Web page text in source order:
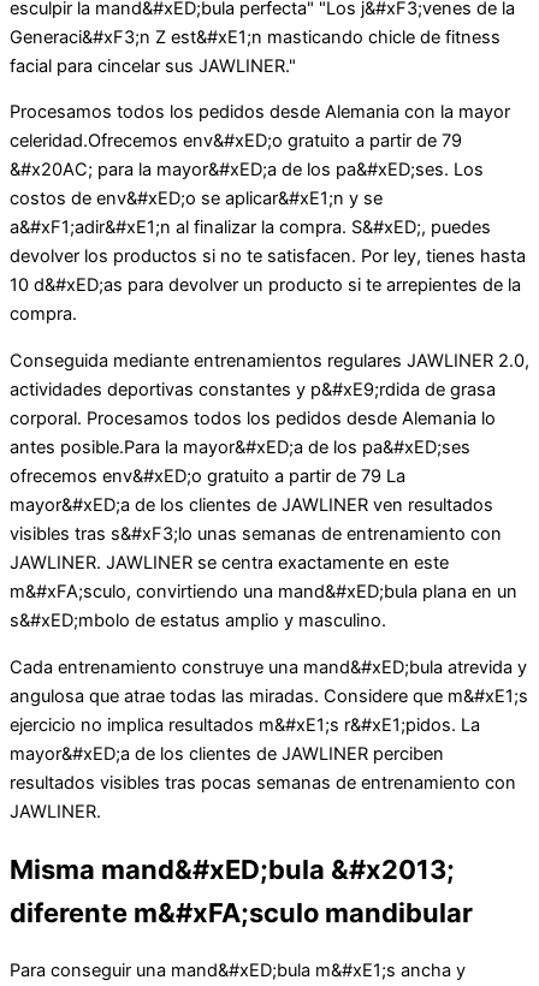
esculpir la mand&#xED;bula perfecta" "Los j&#xF3;venes de la
Generaci&#xF3;n Z est&#xE1;n masticando chicle de fitness
facial para cincelar sus JAWLINER."
Procesamos todos los pedidos desde Alemania con la mayor
celeridad.Ofrecemos env&#xED;o gratuito a partir de 79
&#x20AC; para la mayor&#xED;a de los pa&#xED;ses. Los
costos de env&#xED;o se aplicar&#xE1;n y se
a&#xF1;adir&#xE1;n al finalizar la compra. S&#xED;, puedes
devolver los productos si no te satisfacen. Por ley, tienes hasta
10 d&#xED;as para devolver un producto si te arrepientes de la
compra.
Conseguida mediante entrenamientos regulares JAWLINER 2.0,
actividades deportivas constantes y p&#xE9;rdida de grasa
corporal. Procesamos todos los pedidos desde Alemania lo
antes posible.Para la mayor&#xED;a de los pa&#xED;ses
ofrecemos env&#xED;o gratuito a partir de 79 La
mayor&#xED;a de los clientes de JAWLINER ven resultados
visibles tras s&#xF3;lo unas semanas de entrenamiento con
JAWLINER. JAWLINER se centra exactamente en este
m&#xFA;sculo, convirtiendo una mand&#xED;bula plana en un
s&#xED;mbolo de estatus amplio y masculino.
Cada entrenamiento construye una mand&#xED;bula atrevida y
angulosa que atrae todas las miradas. Considere que m&#xE1;s
ejercicio no implica resultados m&#xE1;s r&#xE1;pidos. La
mayor&#xED;a de los clientes de JAWLINER perciben
resultados visibles tras pocas semanas de entrenamiento con
JAWLINER.
Misma mand&#xED;bula &#x2013;
diferente m&#xFA;sculo mandibular
Para conseguir una mand&#xED;bula m&#xE1;s ancha y